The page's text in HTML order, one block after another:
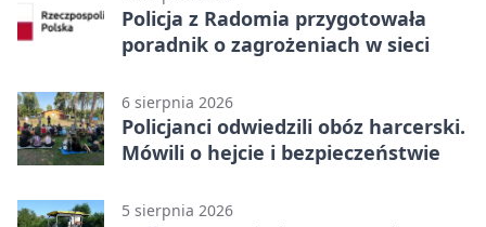
Policja z Radomia przygotowała
poradnik o zagrożeniach w sieci
6 sierpnia 2026
Policjanci odwiedzili obóz harcerski.
Mówili o hejcie i bezpieczeństwie
5 sierpnia 2026